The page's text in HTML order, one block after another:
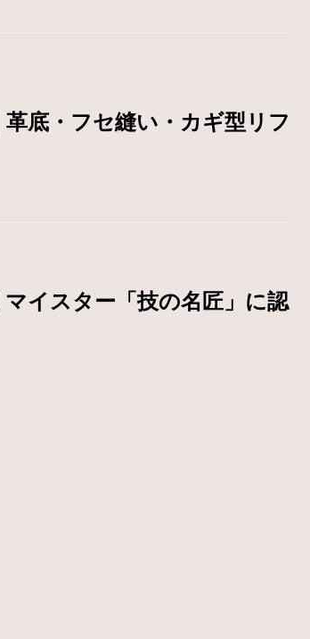
底・フセ縫い・カギ型リフ
イスター「技の名匠」に認